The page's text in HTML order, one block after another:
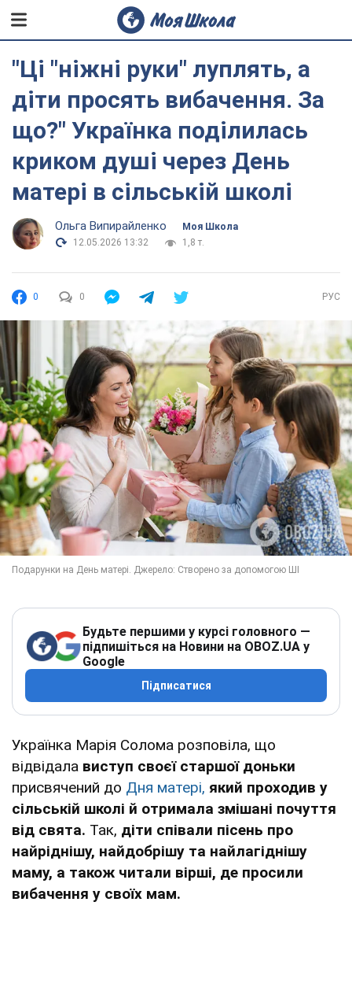
"Ці "ніжні руки" луплять, а
діти просять вибачення. За
що?" Українка поділилась
криком душі через День
матері в сільській школі
Ольга Випирайленко
Моя Школа
12.05.2026 13:32
1,8 т.
0 0 РУС
Будьте першими у курсі головного —
підпишіться на Новини на OBOZ.UA у
Google
Підписатися
Українка Марія Солома розповіла, що
відвідала виступ своєї старшої доньки
присвячений до Дня матері, який проходив у
сільській школі й отримала змішані почуття
від свята. Так, діти співали пісень про
найріднішу, найдобрішу та найлагіднішу
маму, а також читали вірші, де просили
вибачення у своїх мам.